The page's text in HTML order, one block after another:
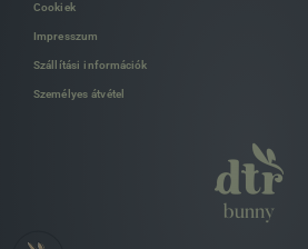
Cookiek
Impresszum
Szállítási információk
Személyes átvétel